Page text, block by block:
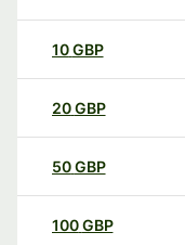
10GBP
20GBP
50GBP
100GBP